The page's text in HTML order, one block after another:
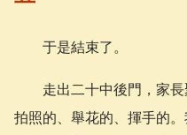
于是結束了。
走出二十中後門，家
拍照的、舉花的、揮手的